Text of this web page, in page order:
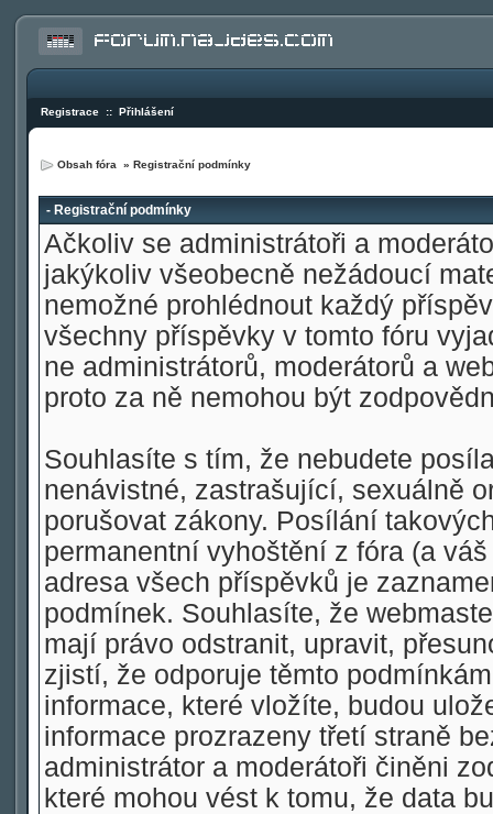
Registrace :: Přihlášení
Obsah fóra » Registrační podmínky
- Registrační podmínky
Ačkoliv se administrátoři a
jakýkoliv všeobecně nežádoucí
nemožné prohlédnout každý
všechny příspěvky v tomto fóru
ne administrátorů, moderátorů a
proto za ně nemohou být
Souhlasíte s tím, že nebudete
nenávistné, zastrašující, sexuálně
porušovat zákony. Posílání
permanentní vyhoštění z fóra (a
adresa všech příspěvků je
podmínek. Souhlasíte, že
mají právo odstranit, upravit,
zjistí, že odporuje těmto
informace, které vložíte, budou
informace prozrazeny třetí straně
administrátor a moderátoři činěni
které mohou vést k tomu, že data